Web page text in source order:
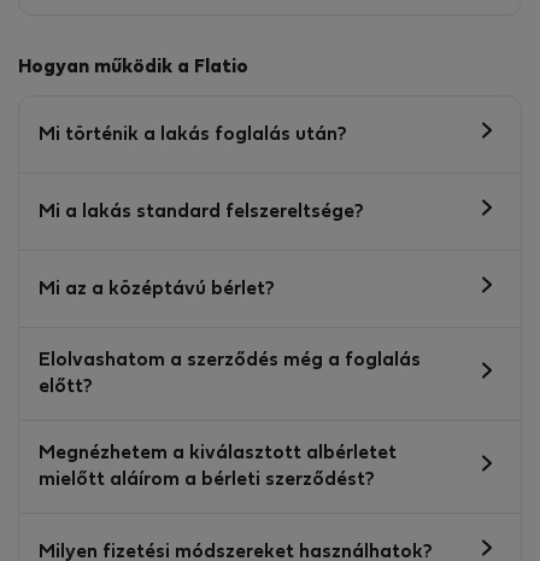
Hogyan működik a Flatio
Mi történik a lakás foglalás után?
Mi a lakás standard felszereltsége?
Mi az a középtávú bérlet?
Elolvashatom a szerződés még a foglalás
előtt?
Megnézhetem a kiválasztott albérletet
mielőtt aláírom a bérleti szerződést?
Milyen fizetési módszereket használhatok?